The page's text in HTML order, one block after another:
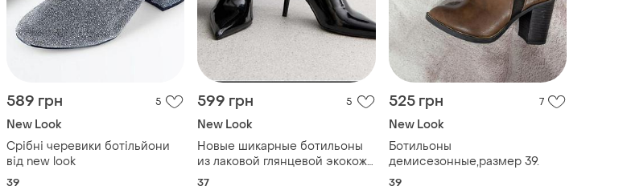
589 грн 5
New Look
Срібні черевики ботільйони
від new look
39
599 грн 5
New Look
Новые шикарные ботильоны
из лаковой глянцевой экокожи
черного цвета, с острым
37
525 грн 7
New Look
Ботильоны
демисезонные,размер 39.
39